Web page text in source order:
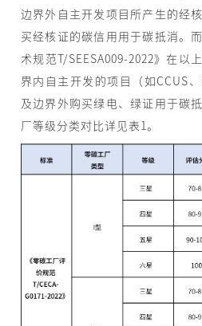
边界外自主开发项目所产生的经
买经核证的碳信用用于碳抵消。
术规范T/SEESA009-2022》在以
界内自主开发的项目（如CCUS
及边界外购买绿电、绿证用于碳
厂等级分类对比详见表1。